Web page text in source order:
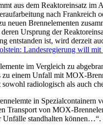
aus dem Reaktoreinsatz
nach
neuen Brennelementen
Ursprung der
entstanden ist, wird derzeit
Landesregierung will
im Vergleich zu
einem Unfall mit MOX-
radiologisch als auch
in
Transport von MOX-
Unfälle standhalten können…“.